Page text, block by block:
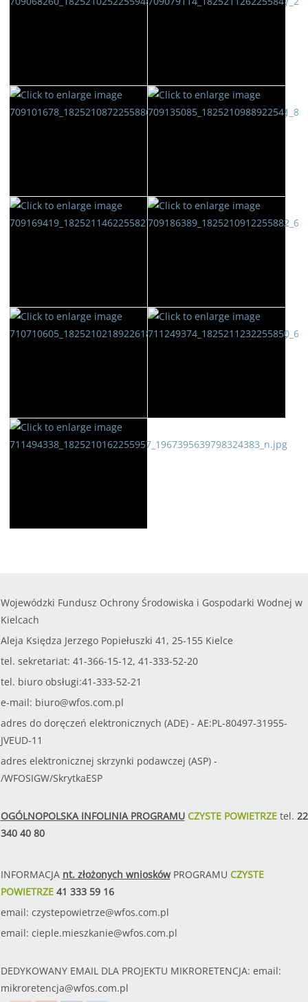
Wojewódzki Fundusz Ochrony Środowiska i Gospodarki Wodnej w
Kielcach
Aleja Księdza Jerzego Popiełuszki 41, 25-155 Kielce
tel. sekretariat: 41-366-15-12, 41-333-52-20
tel. biuro obsługi:41-333-52-21
e-mail: biuro@wfos.com.pl
adres do doręczeń elektronicznych (ADE) - AE:PL-80497-31955-
JVEUD-11
adres elektronicznej skrzynki podawczej (ASP) -
/WFOSIGW/SkrytkaESP
OGÓLNOPOLSKA INFOLINIA PROGRAMUCZYSTE POWIETRZEtel. 22
340 40 80
INFORMACJA nt. złożonych wnioskówPROGRAMU CZYSTE
POWIETRZE41 333 59 16
email: czystepowietrze@wfos.com.pl
email: cieple.mieszkanie@wfos.com.pl
DEDYKOWANY EMAIL DLA PROJEKTU MIKRORETENCJA: email:
mikroretencja@wfos.com.pl